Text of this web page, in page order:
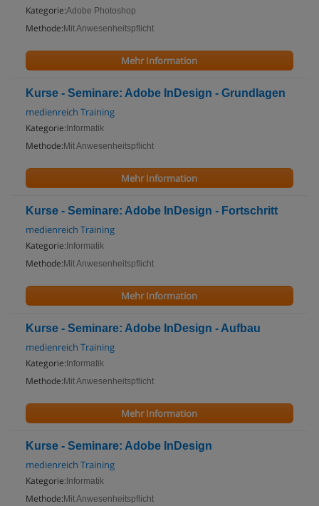
Kategorie:Adobe Photoshop
Methode: Mit Anwesenheitspflicht
Mehr Information
Kurse - Seminare: Adobe InDesign - Grundlagen
medienreich Training
Kategorie: Informatik
Methode: Mit Anwesenheitspflicht
Mehr Information
Kurse - Seminare: Adobe InDesign - Fortschritt
medienreich Training
Kategorie: Informatik
Methode: Mit Anwesenheitspflicht
Mehr Information
Kurse - Seminare: Adobe InDesign - Aufbau
medienreich Training
Kategorie: Informatik
Methode: Mit Anwesenheitspflicht
Mehr Information
Kurse - Seminare: Adobe InDesign
medienreich Training
Kategorie: Informatik
Methode: Mit Anwesenheitspflicht